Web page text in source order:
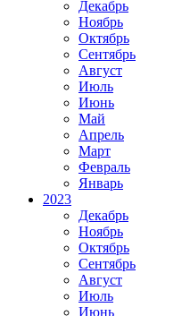
Декабрь
Ноябрь
Октябрь
Сентябрь
Август
Июль
Июнь
Май
Апрель
Март
Февраль
Январь
2023
Декабрь
Ноябрь
Октябрь
Сентябрь
Август
Июль
Июнь